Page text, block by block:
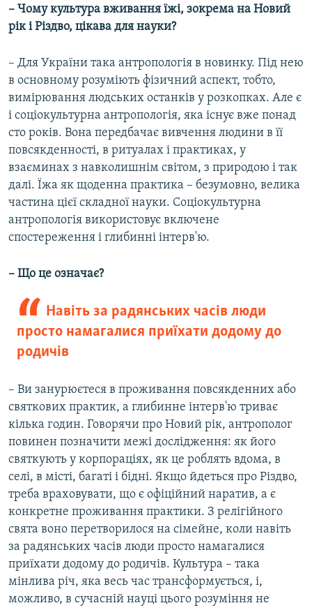
– Чому культура вживання їжі, зокрема на Новий
рік і Різдво, цікава для науки?
– Для України така антропологія в новинку. Під нею
в основному розуміють фізичний аспект, тобто,
вимірювання людських останків у розкопках. Але є
і соціокультурна антропологія, яка існує вже понад
сто років. Вона передбачає вивчення людини в її
повсякденності, в ритуалах і практиках, у
взаєминах з навколишнім світом, з природою і так
далі. Їжа як щоденна практика – безумовно, велика
частина цієї складної науки. Соціокультурна
антропологія використовує включене
спостереження і глибинні інтерв'ю.
– Що це означає?
Навіть за радянських часів люди
просто намагалися приїхати додому до
родичів
– Ви занурюєтеся в проживання повсякденних або
святкових практик, а глибинне інтерв'ю триває
кілька годин. Говорячи про Новий рік, антрополог
повинен позначити межі дослідження: як його
святкують у корпораціях, як це роблять вдома, в
селі, в місті, багаті і бідні. Якщо йдеться про Різдво,
треба враховувати, що є офіційний наратив, а є
конкретне проживання практики. З релігійного
свята воно перетворилося на сімейне, коли навіть
за радянських часів люди просто намагалися
приїхати додому до родичів. Культура – така
мінлива річ, яка весь час трансформується, і,
можливо, в сучасній науці цього розуміння не